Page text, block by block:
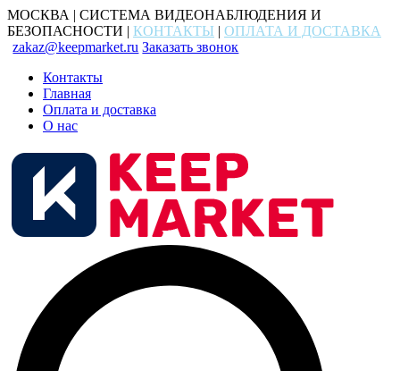
МОСКВА | СИСТЕМА ВИДЕОНАБЛЮДЕНИЯ И
БЕЗОПАСНОСТИ | КОНТАКТЫ | ОПЛАТА И ДОСТАВКА
zakaz@keepmarket.ru Заказать звонок
Контакты
Главная
Оплата и доставка
О нас